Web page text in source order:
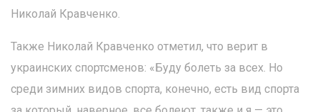
Николай Кравченко.
Также Николай Кравченко отметил, что верит в
украинских спортсменов: «Буду болеть за всех. Но
среди зимних видов спорта, конечно, есть вид спорта